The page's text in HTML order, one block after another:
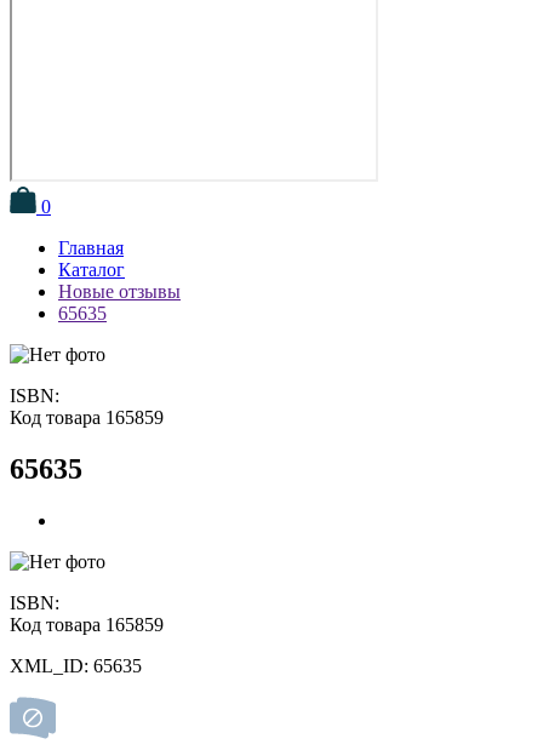
0
Главная
Каталог
Новые отзывы
65635
ISBN:
Код товара 165859
65635
ISBN:
Код товара 165859
XML_ID: 65635